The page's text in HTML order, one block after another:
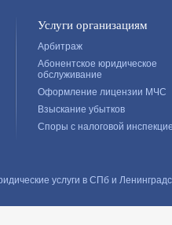
Услуги организациям
Арбитраж
Абонентское юридическое
обслуживание
Оформление лицензии МЧС
Взыскание убытков
Споры с налоговой
услуги в СПб и